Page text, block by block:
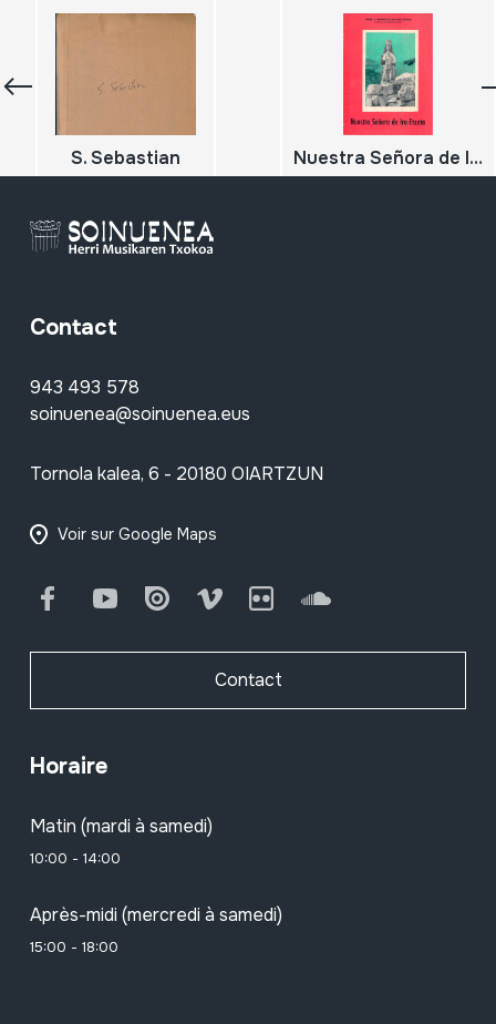
S. Sebastian Nuestra Señora de Iru-Etxeta
Contact
943 493 578
soinuenea@soinuenea.eus
Tornola kalea, 6 - 20180 OIARTZUN
Voir sur Google Maps
FacebookYoutube Issuu Vimeo Flickr SoundCloud
Contact
Horaire
Matin (mardi à samedi)
10:00 - 14:00
Après-midi (mercredi à samedi)
15:00 - 18:00